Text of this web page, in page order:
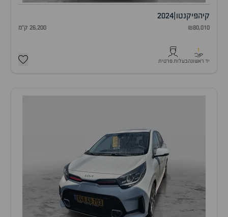
קיהפיקנטו 2024
₪80,010 26,200 ק"מ
1
יד ראשונהבעלות פרטית